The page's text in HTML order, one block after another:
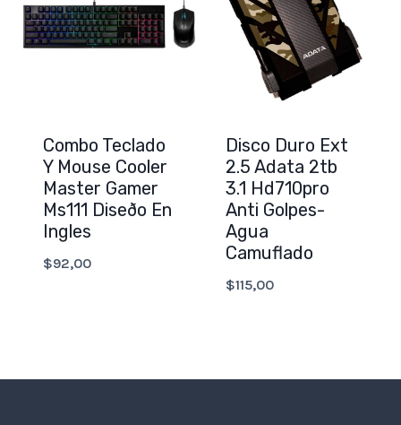
Combo Teclado
Y Mouse Cooler
Master Gamer
Ms111 Diseðo En
Ingles
$92,00
Disco Duro Ext
2.5 Adata 2tb
3.1 Hd710pro
Anti Golpes-
Agua
Camuflado
$115,00